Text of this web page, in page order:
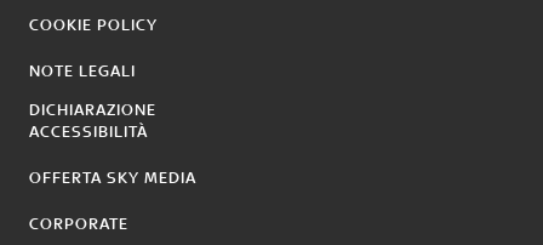
COOKIE POLICY
NOTE LEGALI
DICHIARAZIONE
ACCESSIBILITÀ
OFFERTA SKY MEDIA
CORPORATE